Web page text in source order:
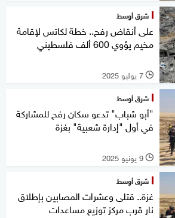
شرق أوسط
على أنقاض رفح.. خطة لكاتس لإقامة
مخيم يؤوي 600 ألف فلسطيني
l 7 يوليو 2025
شرق أوسط
"أبو شباب" تدعو سكان رفح للمشاركة
في أول "إدارة شعبية" بغزة
l 9 يونيو 2025
شرق أوسط
غزة.. قتلى وعشرات المصابين بإطلاق
نار قرب مركز توزيع مساعدات